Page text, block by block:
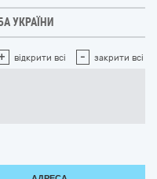
УКРАЇНИ
відкрити всі - закрити всі